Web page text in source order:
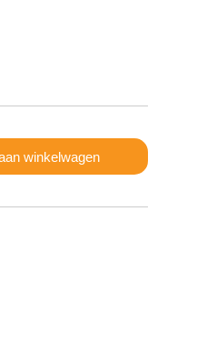
winkelwagen